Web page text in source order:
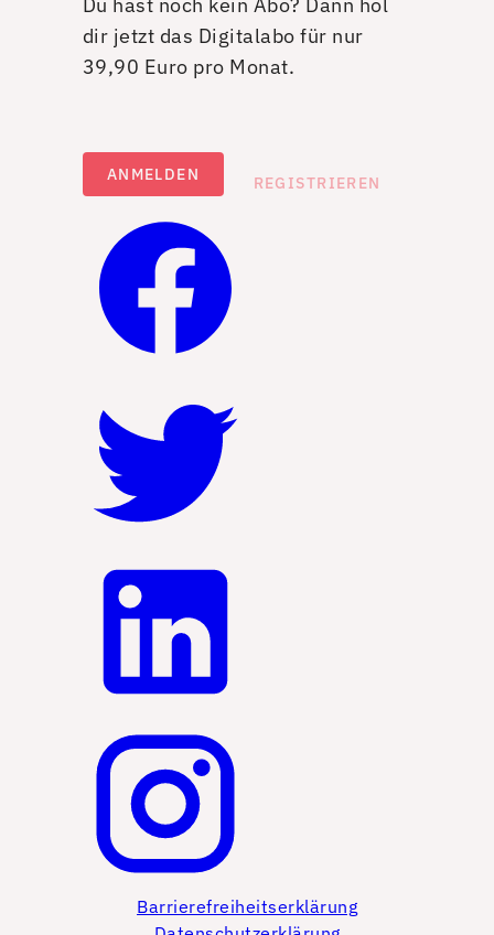
dir jetzt das Digitalabo für nur
39,90 Euro pro Monat.
ANMELDEN REGISTRIEREN
Barrierefreiheitserklärung